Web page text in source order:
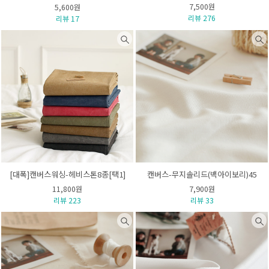
5,600원
리뷰 17
7,500원
리뷰 276
[대폭]캔버스워싱-헤비스톤8종[택1]
11,800원
리뷰 223
캔버스-무지솔리드(백아이보리)45
7,900원
리뷰 33